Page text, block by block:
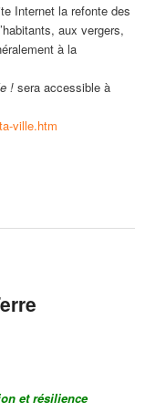
Internet la refonte des
aux vergers,
à la
! sera accessible à
ville.htm
et résilience